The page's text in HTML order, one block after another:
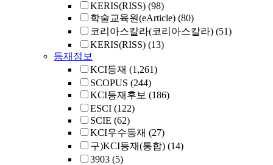
KERIS(RISS) (98)
학술교육원(eArticle) (80)
코리아스칼라(코리아스칼라) (51)
KERIS(RISS) (13)
등재정보
KCI등재 (1,261)
SCOPUS (244)
KCI등재후보 (186)
ESCI (122)
SCIE (62)
KCI우수등재 (27)
구)KCI등재(통합) (14)
3903 (5)